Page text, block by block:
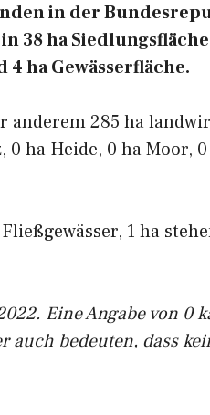
in der
38 ha
ha Gewässerfläche.
anderem 285 ha
0 ha Heide, 0 ha Moor,
1 ha
Eine Angabe von 0
auch bedeuten, dass